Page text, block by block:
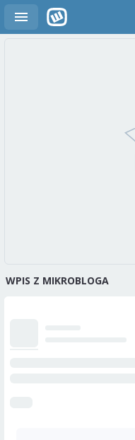
WPIS Z MIKROBLOGA